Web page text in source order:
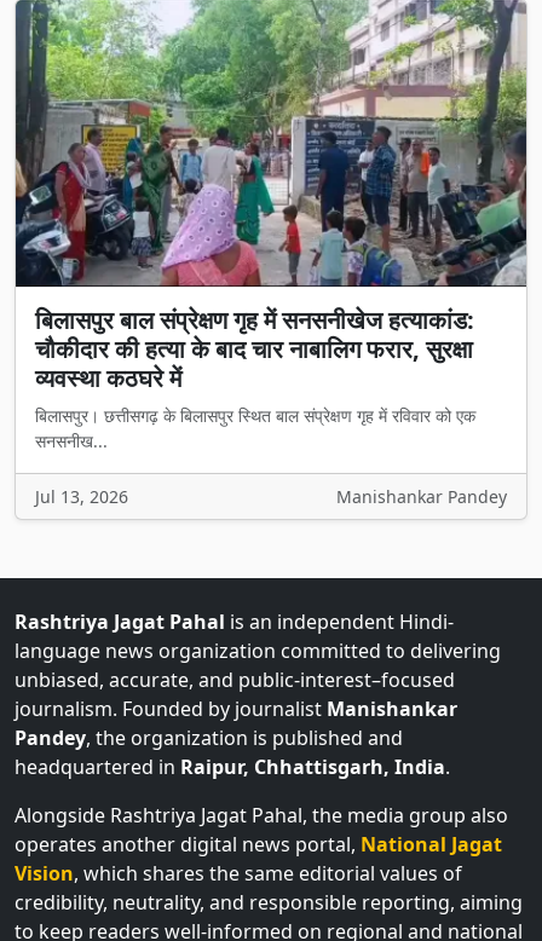
बिलासपुर बाल संप्रेक्षण गृह में सनसनीखेज हत्याकांड:
चौकीदार की हत्या के बाद चार नाबालिग फरार, सुरक्षा
व्यवस्था कठघरे में
बिलासपुर। छत्तीसगढ़ के बिलासपुर स्थित बाल संप्रेक्षण गृह में रविवार को एक
सनसनीख...
Jul 13, 2026 Manishankar Pandey
Rashtriya Jagat Pahal is an independent Hindi-
language news organization committed to delivering
unbiased, accurate, and public-interest–focused
journalism. Founded by journalist Manishankar
Pandey, the organization is published and
headquartered in Raipur, Chhattisgarh, India.
Alongside Rashtriya Jagat Pahal, the media group also
operates another digital news portal, National Jagat
Vision, which shares the same editorial values of
credibility, neutrality, and responsible reporting, aiming
to keep readers well-informed on regional and national